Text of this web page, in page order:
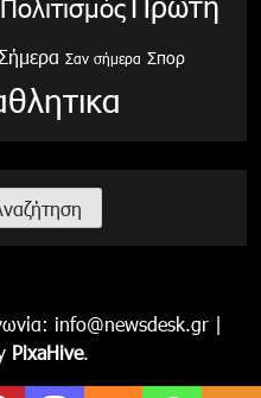
Σαν σήμερα Σπορ
info@newsdesk.gr |
PixaHive.